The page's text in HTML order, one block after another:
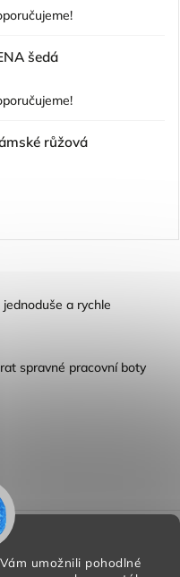
umožnili pohodlné
šedá
růžová
a rychle
spravné pracovní boty
údajů